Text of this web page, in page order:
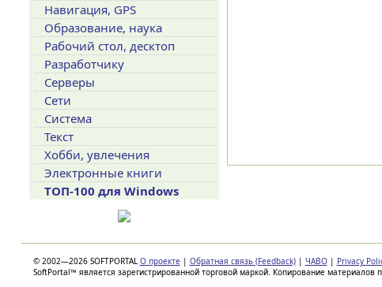
Навигация, GPS
Образование, наука
Рабочий стол, десктоп
Разработчику
Серверы
Сети
Система
Текст
Хобби, увлечения
Электронные книги
ТОП-100 для Windows
© 2002—2026 SOFTPORTAL О проекте | Обратная связь (Feedback) | ЧАВО | Privacy
SoftPortal™ является зарегистрированной торговой маркой. Копирование материалов